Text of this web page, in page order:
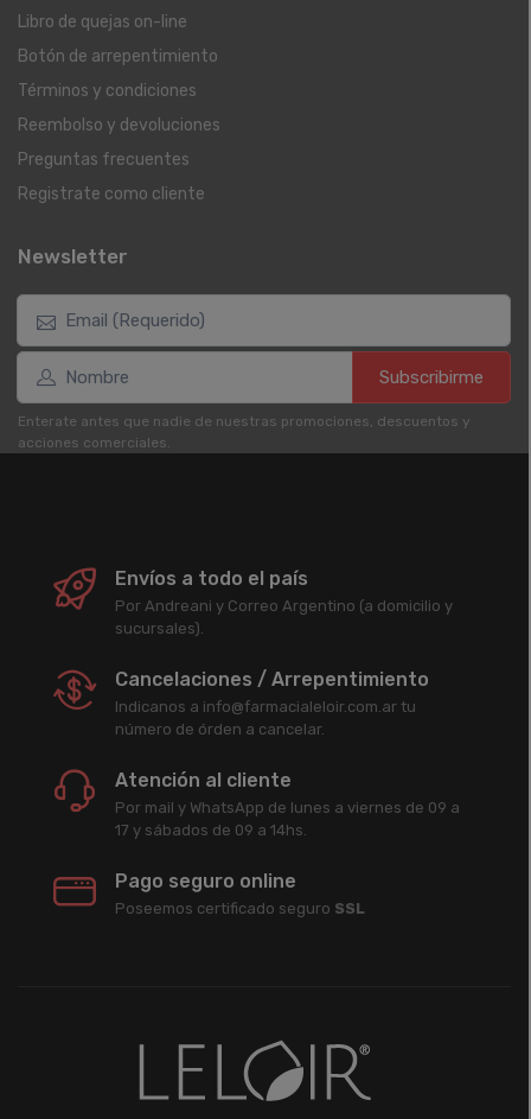
Libro de quejas on-line
Botón de arrepentimiento
Términos y condiciones
Reembolso y devoluciones
Preguntas frecuentes
Registrate como cliente
Newsletter
Subscribirme
Enterate antes que nadie de nuestras promociones, descuentos y
acciones comerciales.
Envíos a todo el país
Por Andreani y Correo Argentino (a domicilio y
sucursales).
Cancelaciones / Arrepentimiento
Indicanos a info@farmacialeloir.com.ar tu
número de órden a cancelar.
Atención al cliente
Por mail y WhatsApp de lunes a viernes de 09 a
17 y sábados de 09 a 14hs.
Pago seguro online
Poseemos certificado seguro SSL